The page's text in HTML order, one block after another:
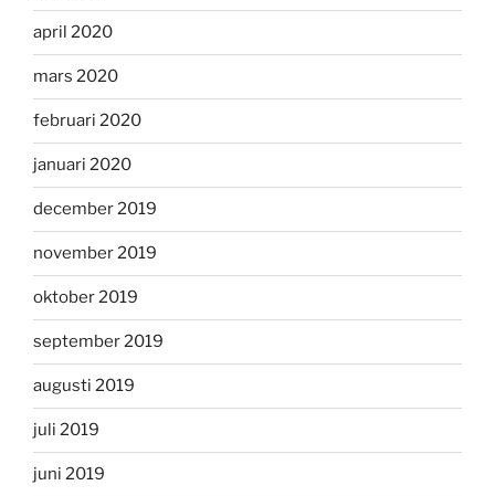
april 2020
mars 2020
februari 2020
januari 2020
december 2019
november 2019
oktober 2019
september 2019
augusti 2019
juli 2019
juni 2019